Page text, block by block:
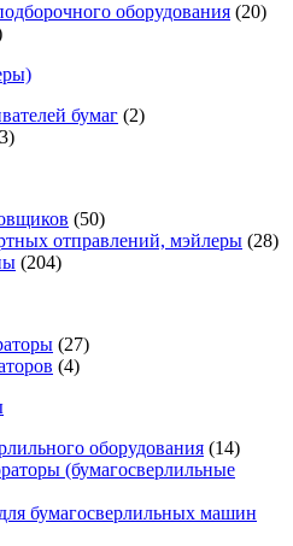
оборудования (20)
бумаг (2)
(50)
отправлений, мэйлеры (28)
(204)
(27)
(4)
оборудования (14)
(бумагосверлильные
бумагосверлильных машин